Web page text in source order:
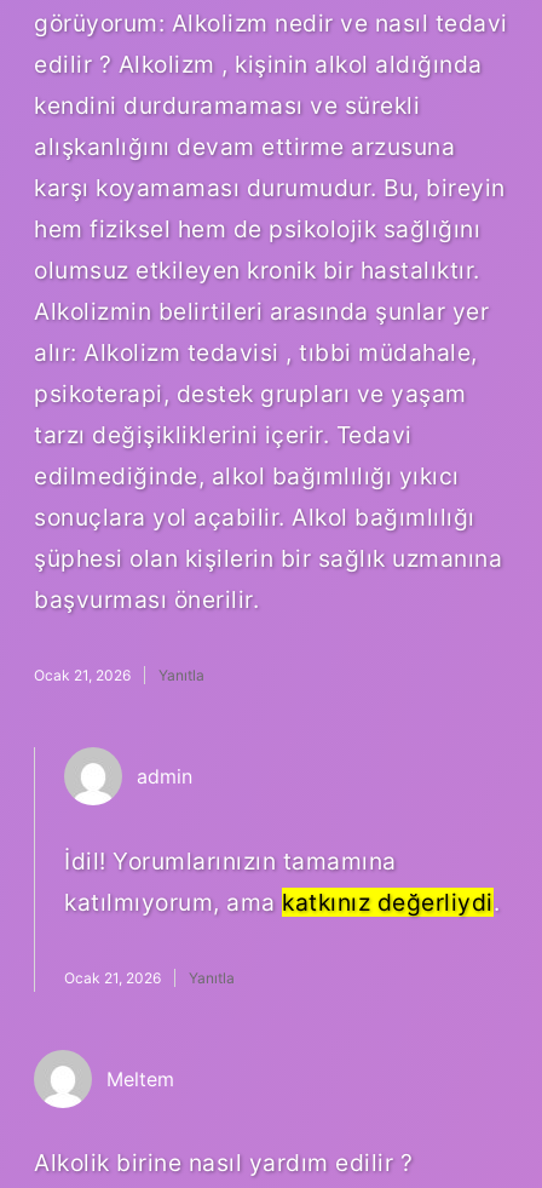
görüyorum: Alkolizm nedir ve nasıl tedavi
edilir ? Alkolizm , kişinin alkol aldığında
kendini durduramaması ve sürekli
alışkanlığını devam ettirme arzusuna
karşı koyamaması durumudur. Bu, bireyin
hem fiziksel hem de psikolojik sağlığını
olumsuz etkileyen kronik bir hastalıktır.
Alkolizmin belirtileri arasında şunlar yer
alır: Alkolizm tedavisi , tıbbi müdahale,
psikoterapi, destek grupları ve yaşam
tarzı değişikliklerini içerir. Tedavi
edilmediğinde, alkol bağımlılığı yıkıcı
sonuçlara yol açabilir. Alkol bağımlılığı
şüphesi olan kişilerin bir sağlık uzmanına
başvurması önerilir.
Ocak 21, 2026 Yanıtla
admin
İdil! Yorumlarınızın tamamına
katılmıyorum, ama katkınız değerliydi.
Ocak 21, 2026 Yanıtla
Meltem
Alkolik birine nasıl yardım edilir ?